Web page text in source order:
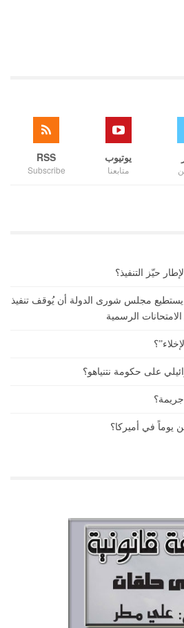
يوتيوب
متابعنا
RSS
Subscribe
حيّز التنفيذ؟
يستطيع مجلس شورى الدولة أن يُوقف تنفيذ
الرسمية
على حكومة نتنياهو؟
يوماً في أميركا؟